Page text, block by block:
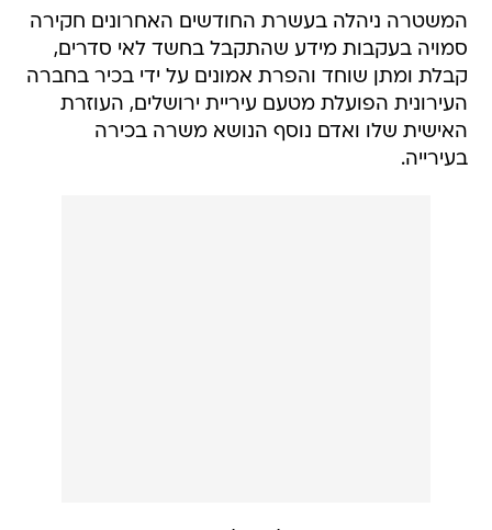
המשטרה ניהלה בעשרת החודשים האחרונים חקירה
סמויה בעקבות מידע שהתקבל בחשד לאי סדרים,
קבלת ומתן שוחד והפרת אמונים על ידי בכיר בחברה
העירונית הפועלת מטעם עיריית ירושלים, העוזרת
האישית שלו ואדם נוסף הנושא משרה בכירה
בעירייה.